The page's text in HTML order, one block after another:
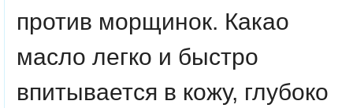
против морщинок. Какао
масло легко и быстро
впитывается в кожу, глубоко